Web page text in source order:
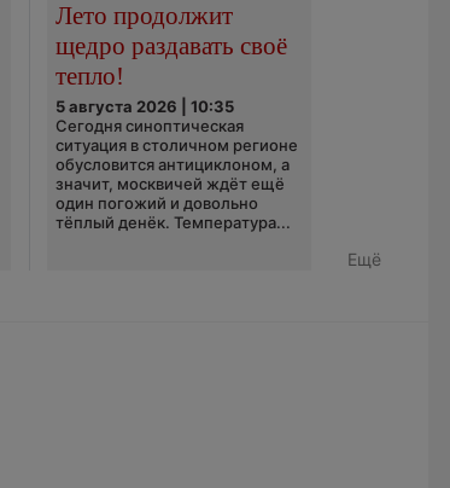
Лето продолжит
щедро раздавать своё
тепло!
5 августа 2026 | 10:35
Сегодня синоптическая
ситуация в столичном регионе
обусловится антициклоном, а
значит, москвичей ждёт ещё
один погожий и довольно
тёплый денёк. Температура...
Ещё